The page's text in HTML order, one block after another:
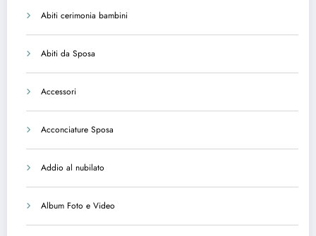
Abiti cerimonia bambini
Abiti da Sposa
Accessori
Acconciature Sposa
Addio al nubilato
Album Foto e Video